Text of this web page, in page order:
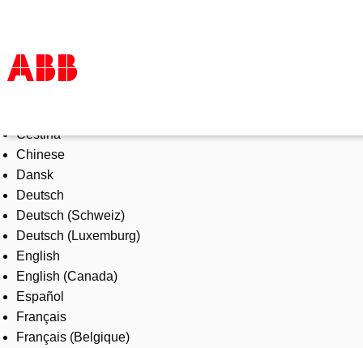
Products & Solutions
Industries
Services
About us
Where to buy
Contact us
Careers
Čeština
Chinese
Dansk
Deutsch
Deutsch (Schweiz)
Deutsch (Luxemburg)
English
English (Canada)
Español
Français
Français (Belgique)